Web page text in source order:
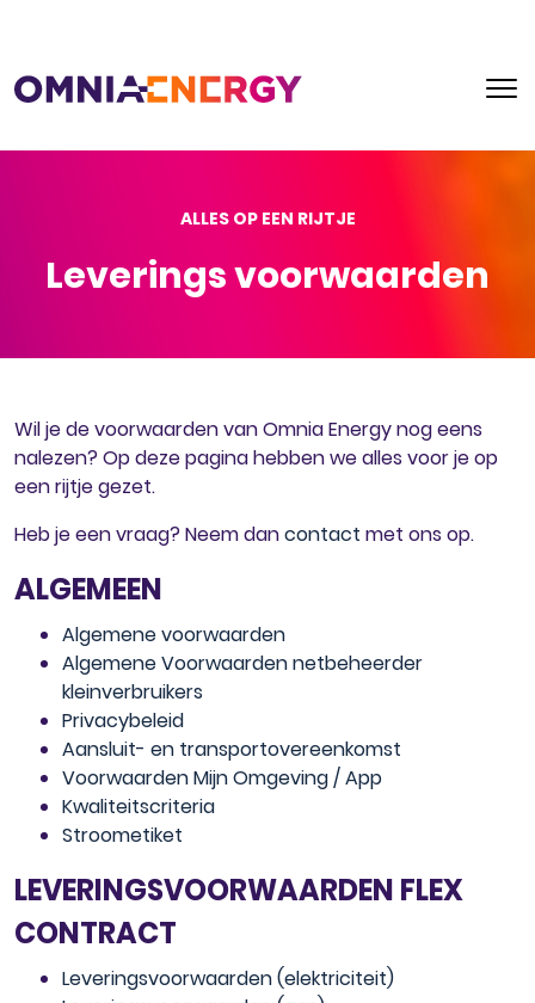
ALLES OP EEN RIJTJE
Leverings voorwaarden
Wil je de voorwaarden van Omnia Energy nog eens
nalezen? Op deze pagina hebben we alles voor je op
een rijtje gezet.
Heb je een vraag? Neem dancontact met ons op.
ALGEMEEN
Algemene voorwaarden
Algemene Voorwaarden netbeheerder
kleinverbruikers
Privacybeleid
Aansluit- en transportovereenkomst
Voorwaarden Mijn Omgeving / App
Kwaliteitscriteria
Stroometiket
LEVERINGSVOORWAARDEN FLEX
CONTRACT
Leveringsvoorwaarden (elektriciteit)